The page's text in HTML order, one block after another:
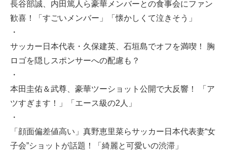
長谷部誠、内田篤人ら豪華メンバーとの食事会にファン
歓喜！「すごいメンバー」「懐かしくて泣きそう」
・
サッカー日本代表・久保建英、石垣島でオフを満喫！ 胸
ロゴを隠しスポンサーへの配慮も？
・
本田圭佑＆武尊、豪華ツーショット公開で大反響！ 「ア
ツすぎます！」「エース級の2人」
・
「顔面偏差値高い」真野恵里菜らサッカー日本代表妻“女
子会”ショットが話題！「綺麗と可愛いの渋滞」